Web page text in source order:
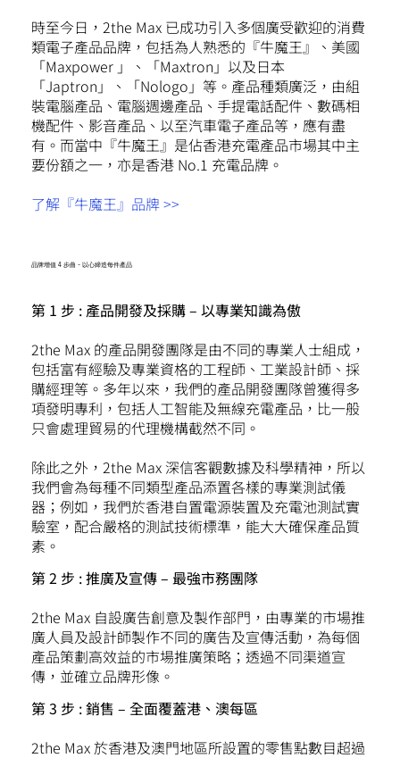
時至今日，2the Max 已成功引入多個廣受歡迎的消費
類電子產品品牌，包括為人熟悉的『牛魔王』、美國
「Maxpower 」、「Maxtron」以及日本
「Japtron」、「Nologo」等。產品種類廣泛，由組
裝電腦產品、電腦週邊產品、手提電話配件、數碼相
機配件、影音產品、以至汽車電子產品等，應有盡
有。而當中『牛魔王』是佔香港充電產品市場其中主
要份額之一，亦是香港 No.1 充電品牌。
了解『牛魔王』品牌>>
品牌增值 4 步曲 - 以心締造每件產品
第 1 步 : 產品開發及採購 – 以專業知識為傲
2the Max 的產品開發團隊是由不同的專業人士組成，
包括富有經驗及專業資格的工程師、工業設計師、採
購經理等。多年以來，我們的產品開發團隊曾獲得多
項發明專利，包括人工智能及無線充電產品，比一般
只會處理貿易的代理機構截然不同。
除此之外，2the Max 深信客觀數據及科學精神，所以
我們會為每種不同類型產品添置各樣的專業測試儀
器；例如，我們於香港自置電源裝置及充電池測試實
驗室，配合嚴格的測試技術標準，能大大確保產品質
素。
第 2 步 : 推廣及宣傳 – 最強市務團隊
2the Max 自設廣告創意及製作部門，由專業的市場推
廣人員及設計師製作不同的廣告及宣傳活動，為每個
產品策劃高效益的市場推廣策略；透過不同渠道宣
傳，並確立品牌形像。
第 3 步 : 銷售 – 全面覆蓋港、澳每區
2the Max 於香港及澳門地區所設置的零售點數目超過